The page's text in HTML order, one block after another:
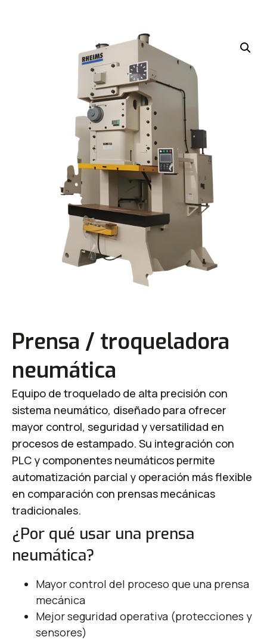
Prensa / troqueladora
neumática
Equipo de troquelado de alta precisión con
sistema neumático, diseñado para ofrecer
mayor control, seguridad y versatilidad en
procesos de estampado. Su integración con
PLC y componentes neumáticos permite
automatización parcial y operación más flexible
en comparación con prensas mecánicas
tradicionales.
¿Por qué usar una prensa
neumática?
Mayor control del proceso que una prensa
mecánica
Mejor seguridad operativa (protecciones y
sensores)